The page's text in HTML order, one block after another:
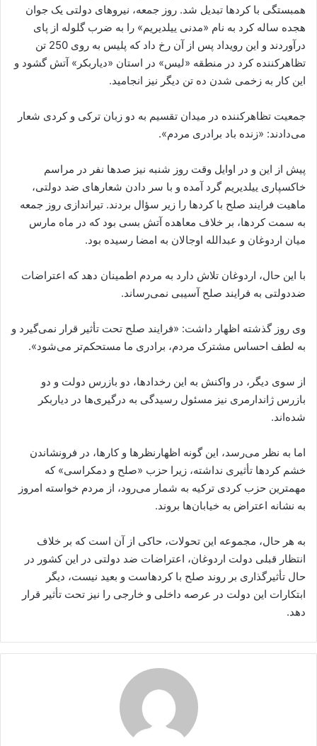
همبستگی با کردها تبدیل شد. روز جمعه، نیروهای دولتی یک جوان
هجده ساله کرد به نام «مدنی ییلدیریم» را به ضرب گلوله از پای
درآوردند و این رویداد پس از آن رخ داد که پلیس به روی 250 تن‌
تظاهرکننده کرد در منطقه «لیس» در استان «دیاربکر» آتش گشود و
این کار به زخمی شدن ده تن دیگر نیز انجامید.
جمعیت تظاهرکننده در میدان تقسیم به دو زبان ترکی و کردی شعار
می‌دادند: «زنده باد برادری مردم».
پیش از این و در اوایل وقت روز شنبه نیز صدها نفر در مراسم
خاکسپاری ییلدیریم گرد آمده و با سر دادن شعارهای ضد دولتی،
ماهیت فرایند صلح با کردها را زیر سؤال بردند. تیراندازی روز جمعه
به سمت کردها، بر خلاف معاهده آتش بسی بود که در ماه مارس
میان اردوغان و عبدالله اوجالان به امضا رسیده بود.
با این حال، اردوغان تلاش دارد به مردم اطمینان دهد که اعتراضات
ضددولتی به فرایند صلح آسیبی نمی‌رساند.
وی روز گذشته اظهار داشت: «فرایند صلح تحت تأثیر قرار نمی‌گیرد و
به لطف احساس مشترک مردم، برادری ما مستحکم‌‌تر می‌شود».
از سوی دیگر، در واکنش به این رخدادها، دو بازرس دولت و دو
بازرس ژاندارمری نیز مسئول رسیدگی به درگیری‌ها در دیاربکر
شده‌اند.
اما به نظر می‌رسد، این گونه اظهارنظرها و کارها، در فرونشاندن
خشم کردها تأثیری نداشته، زیرا حزب «صلح و دمکراسی» که
مهمترین حزب کردی ترکیه به شمار می‌رود، از مردم خواسته امروز
به نشانه اعتراض به خیابان‌ها بروند.
به هر حال، مجموعه این تحولات، حاکی از آن است که بر خلاف
انتظار قبلی دولت اردوغان، اعتراضات ضد دولتی در این کشور در
حال تأثیرگذاری بر روند صلح با کردهاست و بعید نیست، دیگر
ابتکارات این دولت در عرصه داخلی و خارجی را نیز تحت تأثیر قرار
دهد.